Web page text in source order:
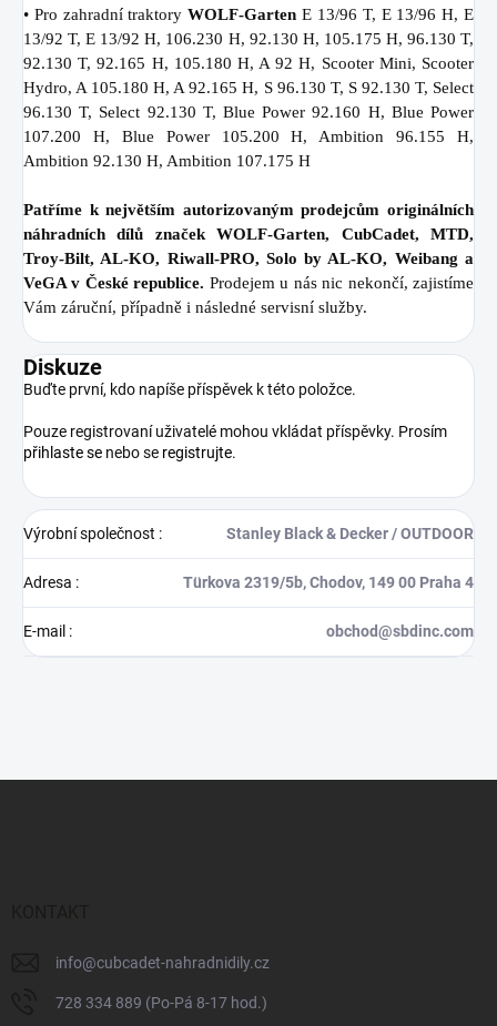
• Pro zahradní traktory WOLF-GartenE 13/96 T, E 13/96 H, E
13/92 T, E 13/92 H, 106.230 H, 92.130 H, 105.175 H, 96.130 T,
92.130 T, 92.165 H, 105.180 H, A 92 H, Scooter Mini, Scooter
Hydro, A 105.180 H, A 92.165 H, S 96.130 T, S 92.130 T, Select
96.130 T, Select 92.130 T, Blue Power 92.160 H, Blue Power
107.200 H, Blue Power 105.200 H, Ambition 96.155 H,
Ambition 92.130 H, Ambition 107.175 H
Patříme k největším autorizovaným prodejcům originálních
náhradních dílů značek WOLF-Garten, CubCadet, MTD,
Troy-Bilt, AL-KO, Riwall-PRO, Solo by AL-KO, Weibang a
VeGA v České republice. Prodejem u nás nic nekončí, zajistíme
Vám záruční, případně i následné servisní služby.
Diskuze
Buďte první, kdo napíše příspěvek k této položce.
Pouze registrovaní uživatelé mohou vkládat příspěvky. Prosím
přihlaste se nebo se registrujte.
Výrobní společnost : Stanley Black & Decker / OUTDOOR
Adresa : Türkova 2319/5b, Chodov, 149 00 Praha 4
E-mail : obchod@sbdinc.com
info@cubcadet-nahradnidily.cz
728 334 889 (Po-Pá 8-17 hod.)